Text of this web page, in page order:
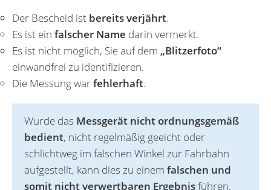
Der Bescheid ist bereits verjährt.
Es ist ein falscher Name darin vermerkt.
Es ist nicht möglich, Sie auf dem „Blitzerfoto“
einwandfrei zu identifizieren.
Die Messung warfehlerhaft.
Wurde das Messgerät nicht ordnungsgemäß
bedient, nicht regelmäßig geeicht oder
schlichtweg im falschen Winkel zur Fahrbahn
aufgestellt, kann dies zu einem falschen und
somit nicht verwertbaren Ergebnisführen.